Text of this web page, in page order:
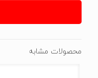
محصولات مشابه